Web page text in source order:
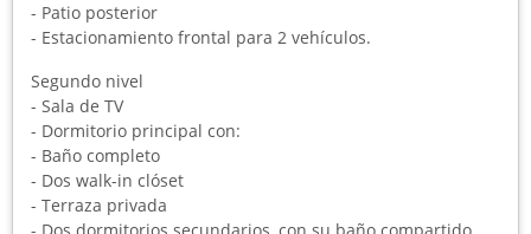
- Patio posterior
- Estacionamiento frontal para 2 vehículos.
Segundo nivel
- Sala de TV
- Dormitorio principal con:
- Baño completo
- Dos walk-in clóset
- Terraza privada